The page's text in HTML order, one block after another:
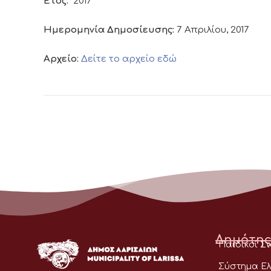
Ημερομηνία Δημοσίευσης: 7 Απριλίου, 2017
Αρχείο: Δείτε το αρχείο εδώ
Παιδικοί
Σύστημα